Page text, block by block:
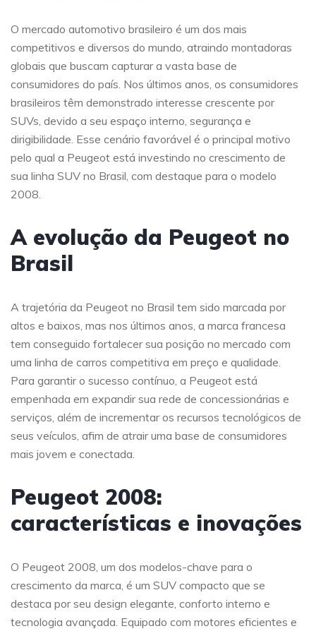
O mercado automotivo brasileiro é um dos mais
competitivos e diversos do mundo, atraindo montadoras
globais que buscam capturar a vasta base de
consumidores do país. Nos últimos anos, os consumidores
brasileiros têm demonstrado interesse crescente por
SUVs, devido a seu espaço interno, segurança e
dirigibilidade. Esse cenário favorável é o principal motivo
pelo qual a Peugeot está investindo no crescimento de
sua linha SUV no Brasil, com destaque para o modelo
2008.
A evolução da Peugeot no
Brasil
A trajetória da Peugeot no Brasil tem sido marcada por
altos e baixos, mas nos últimos anos, a marca francesa
tem conseguido fortalecer sua posição no mercado com
uma linha de carros competitiva em preço e qualidade.
Para garantir o sucesso contínuo, a Peugeot está
empenhada em expandir sua rede de concessionárias e
serviços, além de incrementar os recursos tecnológicos de
seus veículos, afim de atrair uma base de consumidores
mais jovem e conectada.
Peugeot 2008:
características e inovações
O Peugeot 2008, um dos modelos-chave para o
crescimento da marca, é um SUV compacto que se
destaca por seu design elegante, conforto interno e
tecnologia avançada. Equipado com motores eficientes e